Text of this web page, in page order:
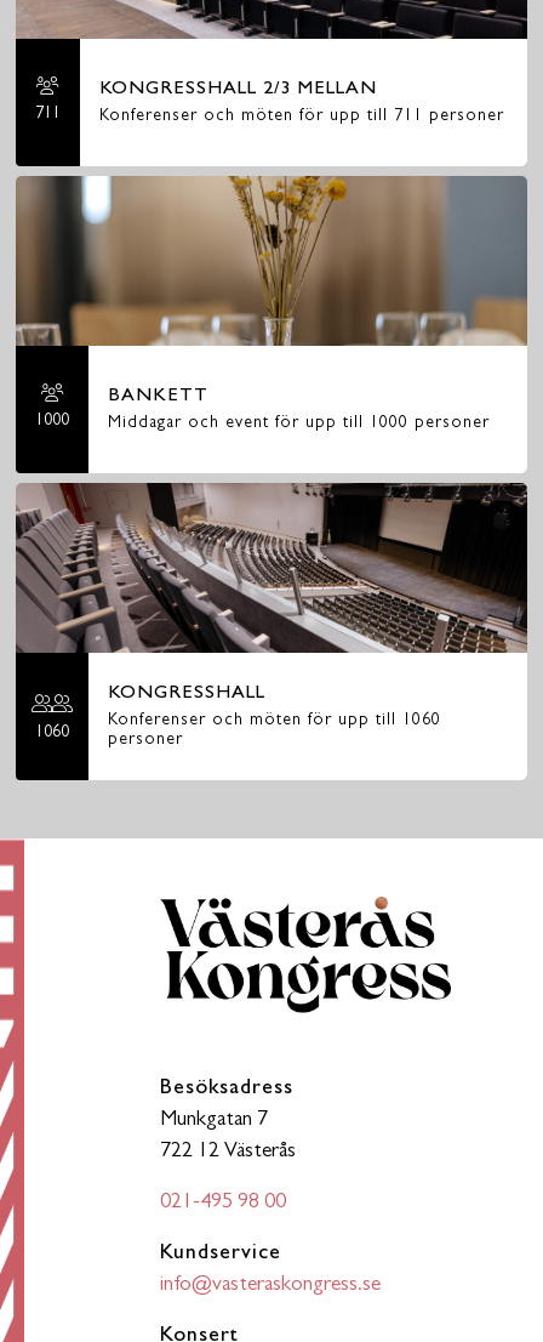
711
KONGRESSHALL 2/3 MELLAN
Konferenser och möten för upp till 711 personer
1000
BANKETT
Middagar och event för upp till 1000 personer
1060
KONGRESSHALL
Konferenser och möten för upp till 1060
personer
Besöksadress
Munkgatan 7
722 12 Västerås
021-495 98 00
Kundservice
info@vasteraskongress.se
Konsert